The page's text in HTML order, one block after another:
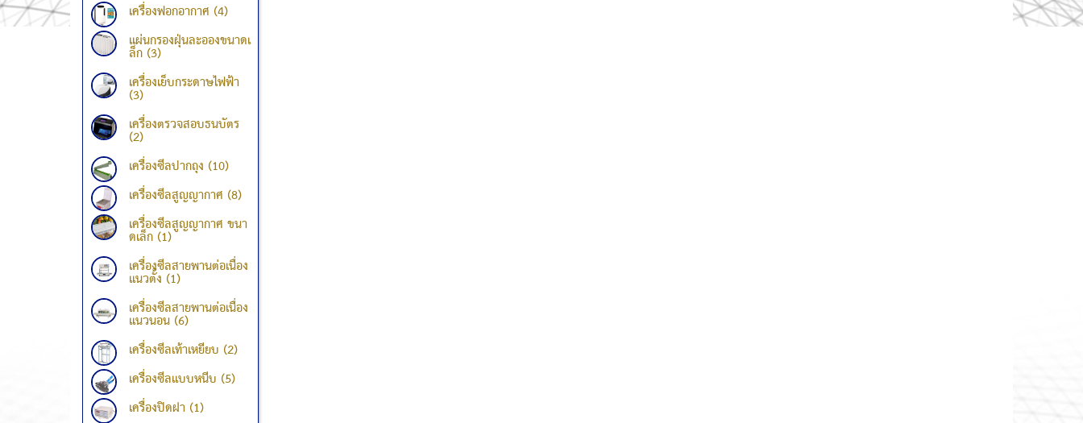
เครื่องฟอกอากาศ (4)
แผ่นกรองฝุ่นละอองขนาดเ
ล็ก (3)
เครื่องเย็บกระดาษไฟฟ้า
(3)
เครื่องตรวจสอบธนบัตร
(2)
เครื่องซีลปากถุง (10)
เครื่องซีลสูญญากาศ (8)
เครื่องซีลสูญญากาศ ขนา
ดเล็ก (1)
เครื่องซีลสายพานต่อเนื่อง
แนวตั้ง (1)
เครื่องซีลสายพานต่อเนื่อง
แนวนอน (6)
เครื่องซีลเท้าเหยียบ (2)
เครื่องซีลแบบหนีบ (5)
เครื่องปิดฝา (1)